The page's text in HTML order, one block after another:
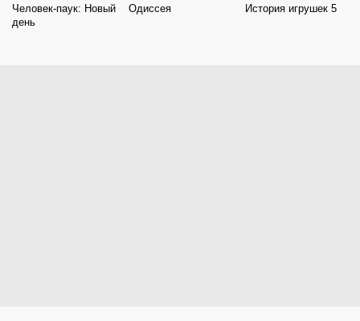
Человек-паук: Новый
день
Одиссея История игрушек 5